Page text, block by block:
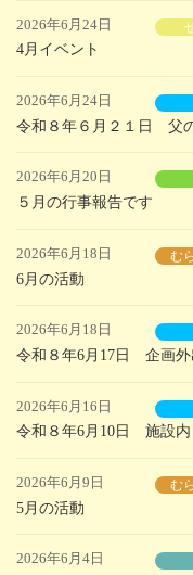
2026年6月24日
4月イベント
2026年6月24日
令和８年６月２１日 父
2026年6月20日
５月の行事報告です
2026年6月18日 む
6月の活動
2026年6月18日
令和８年6月17日 企画外
2026年6月16日
令和８年6月10日 施設内
2026年6月9日 む
5月の活動
2026年6月4日